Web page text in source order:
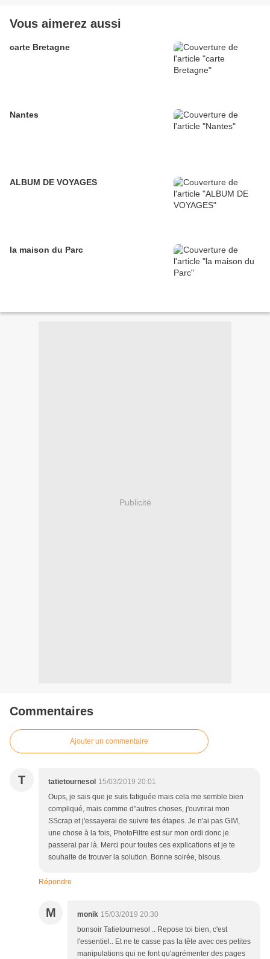
Vous aimerez aussi
carte Bretagne
Nantes
ALBUM DE VOYAGES
la maison du Parc
Publicité
Commentaires
Ajouter un commentaire
T tatietournesol 15/03/2019 20:01
Oups, je sais que je suis fatiguée mais cela me semble bien
compliqué, mais comme d"autres choses, j'ouvrirai mon
SScrap et j'essayerai de suivre tes étapes. Je n'ai pas GIM,
une chose à la fois, PhotoFiltre est sur mon ordi donc je
passerai par là. Merci pour toutes ces explications et je te
souhaite de trouver la solution. Bonne soirée, bisous.
Répondre
M monik 15/03/2019 20:30
bonsoir Tatietournesol .. Repose toi bien, c'est
l'essentiel.. Et ne te casse pas la tête avec ces petites
manipulations qui ne font qu'agrémenter des pages